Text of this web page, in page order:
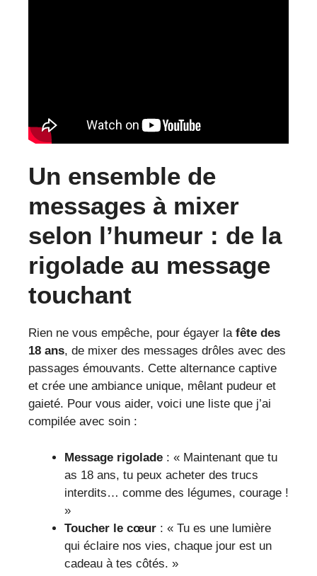
Un ensemble de
messages à mixer
selon l’humeur : de la
rigolade au message
touchant
Rien ne vous empêche, pour égayer la fête des
18 ans, de mixer des messages drôles avec des
passages émouvants. Cette alternance captive
et crée une ambiance unique, mêlant pudeur et
gaieté. Pour vous aider, voici une liste que j’ai
compilée avec soin :
Message rigolade : « Maintenant que tu
as 18 ans, tu peux acheter des trucs
interdits… comme des légumes, courage !
»
Toucher le cœur : « Tu es une lumière
qui éclaire nos vies, chaque jour est un
cadeau à tes côtés. »